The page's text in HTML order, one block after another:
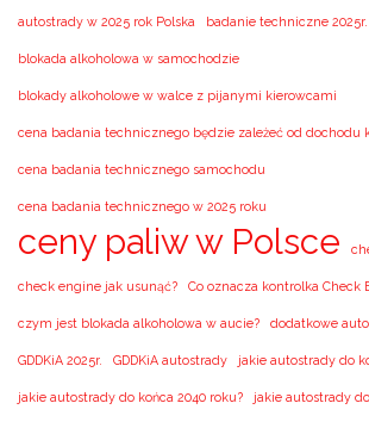
autostrady w 2025 rok Polska badanie techniczne 2025r.
blokada alkoholowa w samochodzie
blokady alkoholowe w walce z pijanymi kierowcami
cena badania technicznego będzie zależeć od dochodu
cena badania technicznego samochodu
cena badania technicznego w 2025 roku
ceny paliw w Polsce
check engine jak usunąć? Co oznacza kontrolka Check
czym jest blokada alkoholowa w aucie? dodatkowe
GDDKiA 2025r. GDDKiA autostrady jakie autostrady do
jakie autostrady do końca 2040 roku? jakie autostrady